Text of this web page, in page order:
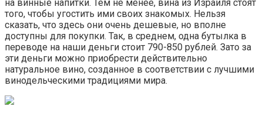
на винные напитки. Тем не менее, вина из Израиля стоят
того, чтобы угостить ими своих знакомых. Нельзя
сказать, что здесь они очень дешевые, но вполне
доступны для покупки. Так, в среднем, одна бутылка в
переводе на наши деньги стоит 790-850 рублей. Зато за
эти деньги можно приобрести действительно
натуральное вино, созданное в соответствии с лучшими
винодельческими традициями мира.